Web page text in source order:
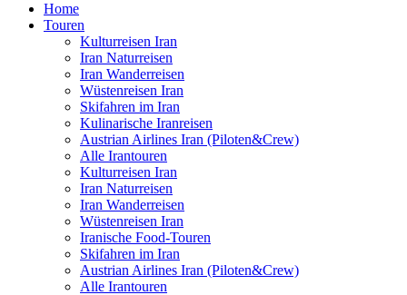
Home
Touren
Kulturreisen Iran
Iran Naturreisen
Iran Wanderreisen
Wüstenreisen Iran
Skifahren im Iran
Kulinarische Iranreisen
Austrian Airlines Iran (Piloten&Crew)
Alle Irantouren
Kulturreisen Iran
Iran Naturreisen
Iran Wanderreisen
Wüstenreisen Iran
Iranische Food-Touren
Skifahren im Iran
Austrian Airlines Iran (Piloten&Crew)
Alle Irantouren